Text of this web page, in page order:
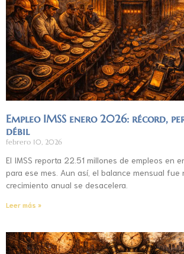
Empleo IMSS enero 2026: récord,
débil
febrero 10, 2026
El IMSS reporta 22.51 millones de empleos en
para ese mes. Aun así, el balance mensual fue
crecimiento anual se desacelera.
Leer más »